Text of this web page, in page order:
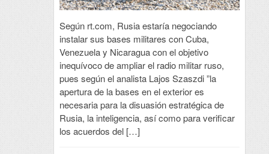
Según rt.com, Rusia estaría negociando
instalar sus bases militares con Cuba,
Venezuela y Nicaragua con el objetivo
inequívoco de ampliar el radio militar ruso,
pues según el analista Lajos Szaszdi ”la
apertura de la bases en el exterior es
necesaria para la disuasión estratégica de
Rusia, la inteligencia, así como para verificar
los acuerdos del […]